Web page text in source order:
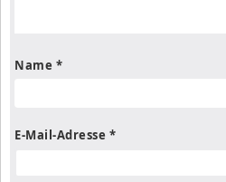
Name *
E-Mail-Adresse *